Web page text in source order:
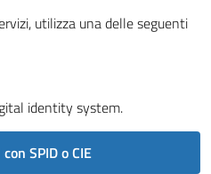
utilizza una delle seguenti
identity system.
SPID o CIE